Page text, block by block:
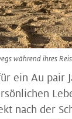
während ihres
ein Au pair
nach der